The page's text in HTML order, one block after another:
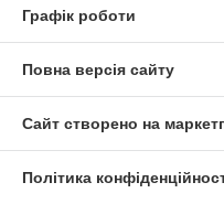
Графік роботи
Повна версія сайту
Сайт створено на
Політика